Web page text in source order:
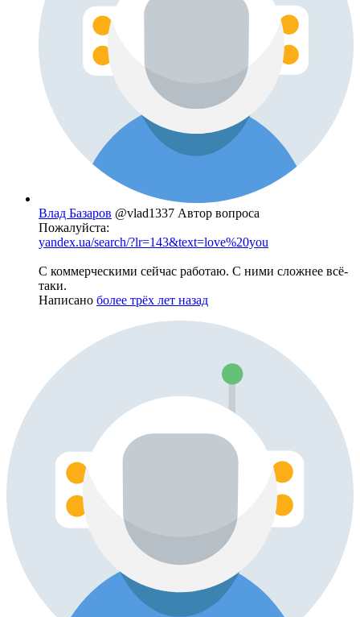
Влад Базаров @vlad1337 Автор вопроса
Пожалуйста:
yandex.ua/search/?lr=143&text=love%20you
С коммерческими сейчас работаю. С ними сложнее всё-
таки.
Написано более трёх лет назад